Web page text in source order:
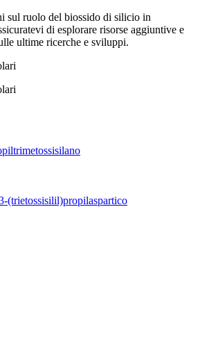
sul ruolo del biossido di silicio in
di esplorare risorse aggiuntive e
ultime ricerche e sviluppi.
(trietossisilil)propilaspartico